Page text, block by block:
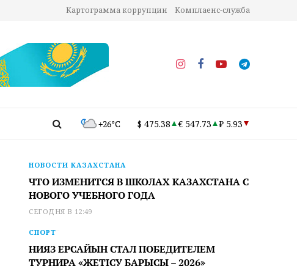
Картограмма коррупции Комплаенс-служба
+26°C $ 475.38 € 547.73 ₽ 5.93
НОВОСТИ КАЗАХСТАНА
ЧТО ИЗМЕНИТСЯ В ШКОЛАХ КАЗАХСТАНА С
НОВОГО УЧЕБНОГО ГОДА
СЕГОДНЯ В 12:49
СПОРТ
НИЯЗ ЕРСАЙЫН СТАЛ ПОБЕДИТЕЛЕМ
ТУРНИРА «ЖЕТІСУ БАРЫСЫ – 2026»